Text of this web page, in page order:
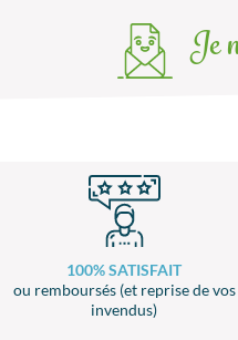
Je
100% SATISFAIT
ou remboursés (et reprise de vos
invendus)